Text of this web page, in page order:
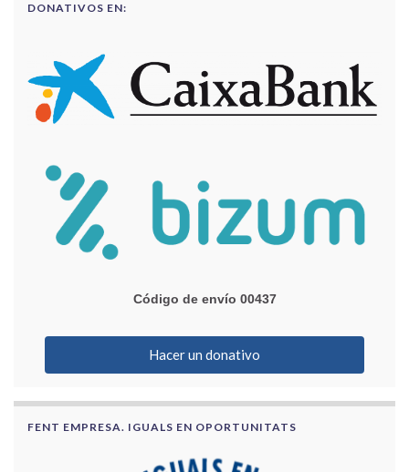
DONATIVOS EN:
Código de envío 00437
Hacer un donativo
FENT EMPRESA. IGUALS EN OPORTUNITATS